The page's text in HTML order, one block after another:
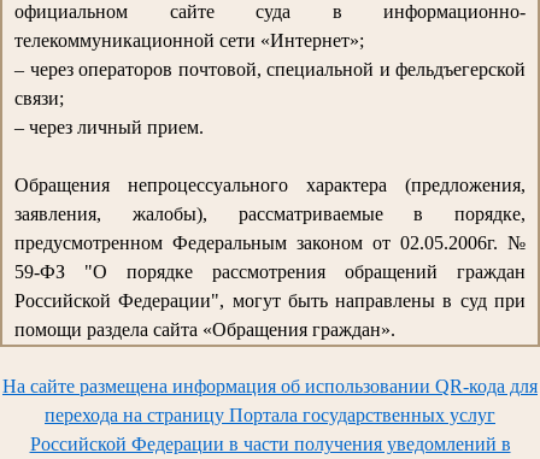
официальном сайте суда в информационно-
телекоммуникационной сети «Интернет»;
– через операторов почтовой, специальной и фельдъегерской
связи;
– через личный прием.
Обращения непроцессуального характера (предложения,
заявления, жалобы), рассматриваемые в порядке,
предусмотренном Федеральным законом от 02.05.2006г. №
59-ФЗ "О порядке рассмотрения обращений граждан
Российской Федерации", могут быть направлены в суд при
помощи раздела сайта «Обращения граждан».
На сайте размещена информация об использовании QR-кода для
перехода на страницу Портала государственных услуг
Российской Федерации в части получения уведомлений в